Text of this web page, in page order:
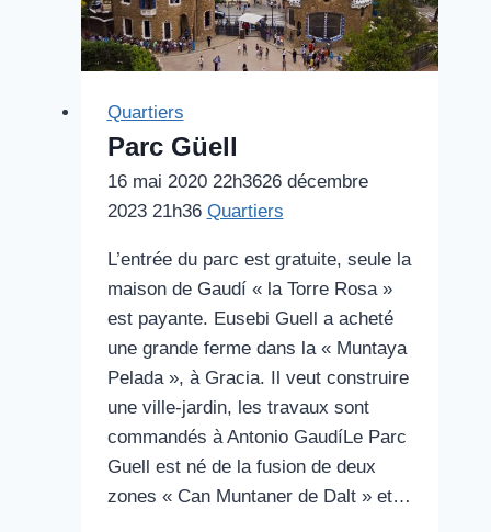
Quartiers
Parc Güell
16 mai 2020 22h3626 décembre
2023 21h36 Quartiers
L’entrée du parc est gratuite, seule la
maison de Gaudí « la Torre Rosa »
est payante. Eusebi Guell a acheté
une grande ferme dans la « Muntaya
Pelada », à Gracia. Il veut construire
une ville-jardin, les travaux sont
commandés à Antonio GaudíLe Parc
Guell est né de la fusion de deux
zones « Can Muntaner de Dalt » et…